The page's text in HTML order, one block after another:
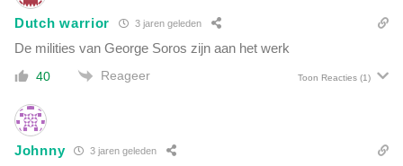
Dutch warrior 3 jaren geleden
De milities van George Soros zijn aan het werk
40 Reageer Toon Reacties (1)
Johnny 3 jaren geleden